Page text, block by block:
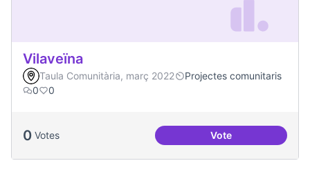
Vilaveïna
Taula Comunitària, març 2022
Projectes comunitaris
0
0
0 Votes VoteVilaveïna